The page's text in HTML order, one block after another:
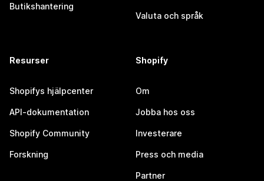
Butikshantering
Valuta och språk
Resurser
Shopifys hjälpcenter
API-dokumentation
Shopify Community
Forskning
Shopify
Om
Jobba hos oss
Investerare
Press och media
Partner